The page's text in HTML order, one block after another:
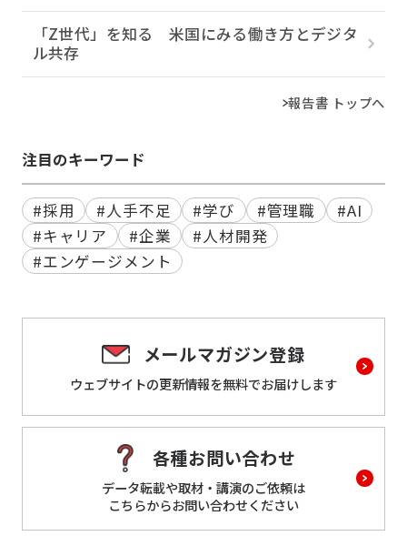
「Z世代」を知る 米国にみる働き方とデジタ
ル共存
報告書 トップへ
注目のキーワード
#採用 #人手不足 #学び #管理職
#AI
#キャリア
#企業
#人材開発
#エンゲージメント
メールマガジン登録
ウェブサイトの更新情報を無料でお届けします
各種お問い合わせ
データ転載や取材・講演のご依頼は
こちらからお問い合わせください